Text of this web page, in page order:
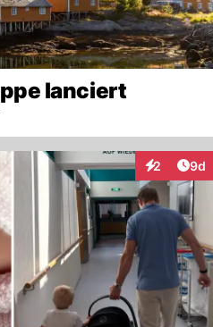
lanciert
2 9d